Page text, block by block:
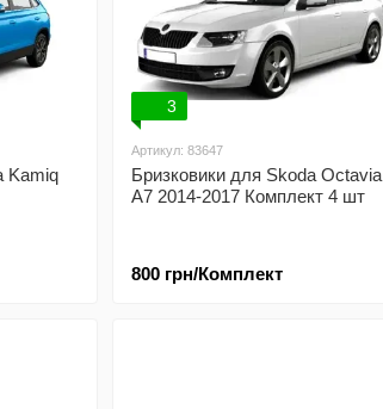
Kamiq
3
Артикул: 83647
Бризковики для Skoda Octavia
A7 2014-2017 Комплект 4 шт
800 грн/Комплект